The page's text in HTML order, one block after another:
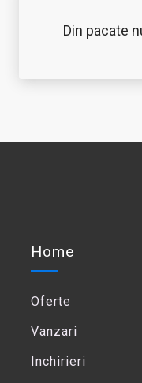
Din pacate
Home
Oferte
Vanzari
Inchirieri